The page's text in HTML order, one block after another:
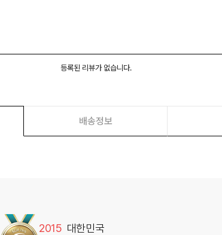
등록된 리뷰가 없습니다.
배송정보
2015 대한민국